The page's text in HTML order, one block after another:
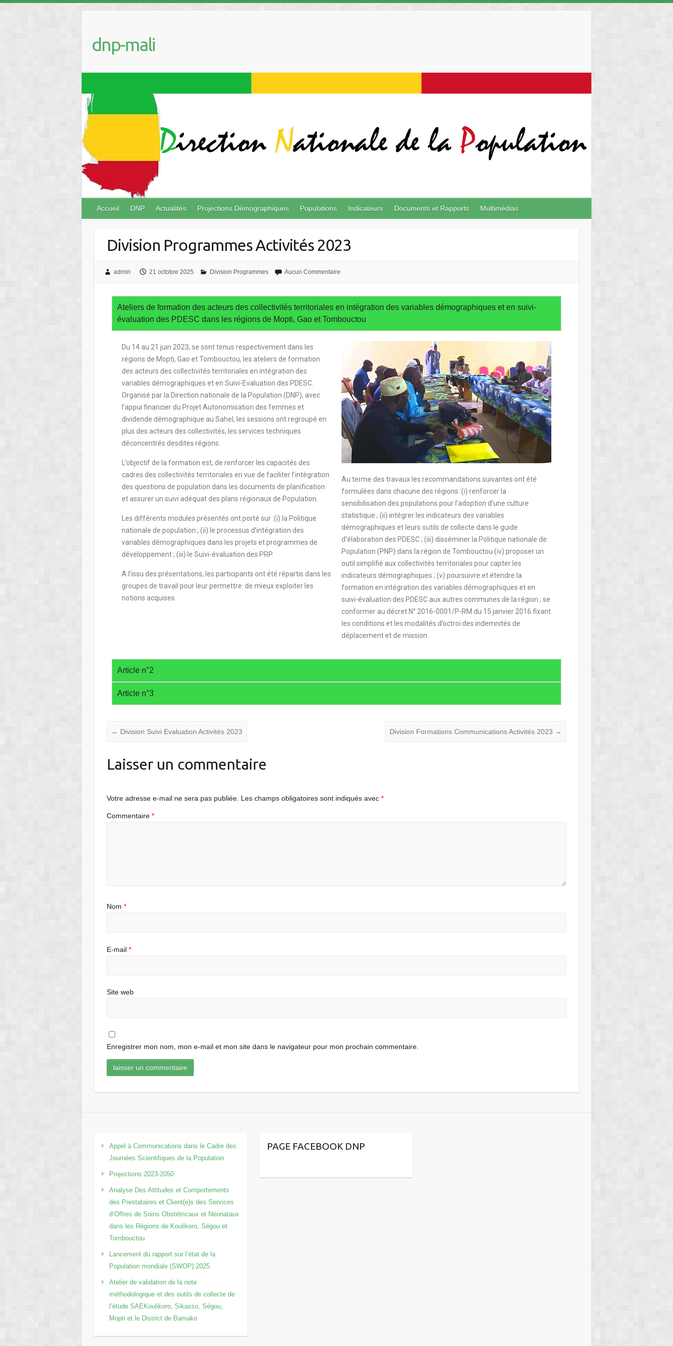
dnp-mali
Accueil DNP Actualités Projections Démographiques Populations Indicateurs Documents et Rapports Multimédias
Division Programmes Activités 2023
admin 21 octobre 2025 Division Programmes Aucun Commentaire
Ateliers de formation des acteurs des collectivités territoriales en intégration des variables démographiques et en suivi-
évaluation des PDESC dans les régions de Mopti, Gao et Tombouctou
Du 14 au 21 juin 2023, se sont tenus respectivement dans les
régions de Mopti, Gao et Tombouctou, les ateliers de formation
des acteurs des collectivités territoriales en intégration des
variables démographiques et en Suivi-Evaluation des PDESC.
Organisé par la Direction nationale de la Population (DNP), avec
l’appui financier du Projet Autonomisation des femmes et
dividende démographique au Sahel, les sessions ont regroupé en
plus des acteurs des collectivités, les services techniques
déconcentrés desdites régions.
L’objectif de la formation est, de renforcer les capacités des
cadres des collectivités territoriales en vue de faciliter l’intégration
des questions de population dans les documents de planification
et assurer un suivi adéquat des plans régionaux de Population.
Les différents modules présentés ont porté sur :(i) la Politique
nationale de population ; (ii) le processus d’intégration des
variables démographiques dans les projets et programmes de
développement ; (iii) le Suivi-évaluation des PRP.
A l’issu des présentations, les participants ont été répartis dans les
groupes de travail pour leur permettre de mieux exploiter les
notions acquises.
Au terme des travaux les recommandations suivantes ont été
formulées dans chacune des régions: (i) renforcer la
sensibilisation des populations pour l’adoption d’une culture
statistique ; (ii) intégrer les indicateurs des variables
démographiques et leurs outils de collecte dans le guide
d’élaboration des PDESC ; (iii) disséminer la Politique nationale de
Population (PNP) dans la région de Tombouctou (iv) proposer un
outil simplifié aux collectivités territoriales pour capter les
indicateurs démographiques ; (v) poursuivre et étendre la
formation en intégration des variables démographiques et en
suivi-évaluation des PDESC aux autres communes de la région ; se
conformer au décret N° 2016-0001/P-RM du 15 janvier 2016 fixant
les conditions et les modalités d’octroi des indemnités de
déplacement et de mission
Article n°2
Article n°3
← Division Suivi Evaluation Activités 2023 Division Formations Communications Activités 2023 →
Laisser un commentaire
Votre adresse e-mail ne sera pas publiée. Les champs obligatoires sont indiqués avec *
Commentaire *
Nom *
E-mail *
Site web
Enregistrer mon nom, mon e-mail et mon site dans le navigateur pour mon prochain commentaire.
Appel à Communications dans le Cadre des
Journées Scientifiques de la Population
Projections 2023-2050
Analyse Des Attitudes et Comportements
des Prestataires et Client(e)s des Services
d’Offres de Soins Obstétricaux et Néonataux
dans les Régions de Koulikoro, Ségou et
Tombouctou
Lancement du rapport sur l’état de la
Population mondiale (SWOP) 2025
Atelier de validation de la note
méthodologique et des outils de collecte de
l’étude SAEKoulikoro, Sikasso, Ségou,
Mopti et le District de Bamako
PAGE FACEBOOK DNP